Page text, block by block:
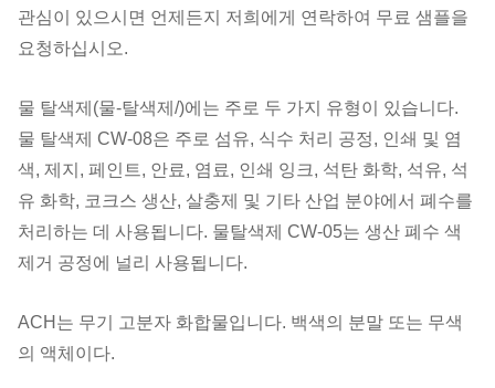
관심이 있으시면 언제든지 저희에게 연락하여 무료 샘플을
요청하십시오.
물 탈색제(물-탈색제/)에는 주로 두 가지 유형이 있습니다.
물 탈색제 CW-08은 주로 섬유, 식수 처리 공정, 인쇄 및 염
색, 제지, 페인트, 안료, 염료, 인쇄 잉크, 석탄 화학, 석유, 석
유 화학, 코크스 생산, 살충제 및 기타 산업 분야에서 폐수를
처리하는 데 사용됩니다. 물탈색제 CW-05는 생산 폐수 색
제거 공정에 널리 사용됩니다.
ACH는 무기 고분자 화합물입니다. 백색의 분말 또는 무색
의 액체이다.